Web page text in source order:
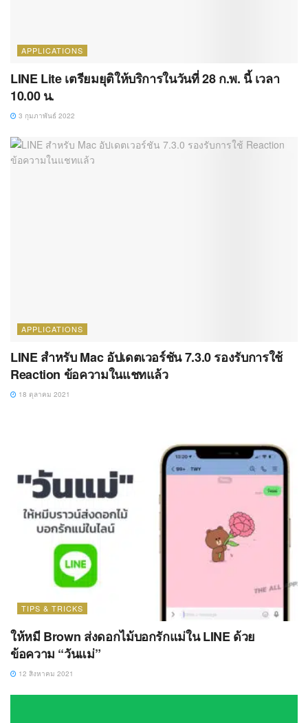
APPLICATIONS
LINE Lite เตรียมยุติให้บริการในวันที่ 28 ก.พ. นี้ เวลา
10.00 น.
3 กุมภาพันธ์ 2022
APPLICATIONS
LINE สำหรับ Mac อัปเดตเวอร์ชัน 7.3.0 รองรับการใช้
Reaction ข้อความในแชทแล้ว
18 ตุลาคม 2021
TIPS & TRICKS
ให้หมี Brown ส่งดอกไม้บอกรักแม่ใน LINE ด้วย
ข้อความ “วันแม่”
12 สิงหาคม 2021